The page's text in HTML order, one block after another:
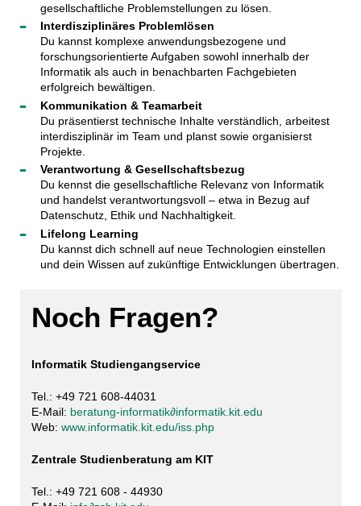
gesellschaftliche Problemstellungen zu lösen.
Interdisziplinäres Problemlösen
Du kannst komplexe anwendungsbezogene und
forschungsorientierte Aufgaben sowohl innerhalb der
Informatik als auch in benachbarten Fachgebieten
erfolgreich bewältigen.
Kommunikation & Teamarbeit
Du präsentierst technische Inhalte verständlich, arbeitest
interdisziplinär im Team und planst sowie organisierst
Projekte.
Verantwortung & Gesellschaftsbezug
Du kennst die gesellschaftliche Relevanz von Informatik
und handelst verantwortungsvoll – etwa in Bezug auf
Datenschutz, Ethik und Nachhaltigkeit.
Lifelong Learning
Du kannst dich schnell auf neue Technologien einstellen
und dein Wissen auf zukünftige Entwicklungen übertragen.
Noch Fragen?
Informatik Studiengangservice
Tel.: +49 721 608-44031
E-Mail: beratung-informatik∂informatik.kit.edu
Web: www.informatik.kit.edu/iss.php
Zentrale Studienberatung am KIT
Tel.: +49 721 608 - 44930